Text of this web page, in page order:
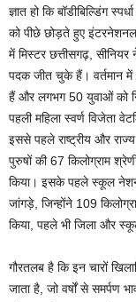
ज्ञात हो कि बॉडीबिल्डिंग
को पीछे छोड़ते हुए
में मिस्टर छत्तीसगढ़, सीनियर
पदक जीत चुके हैं। वर्तमान में
हैं और लगभग 50 युवाओं को
पहली महिला स्वर्ण विजेता
इससे पहले राष्ट्रीय और
पुरुषों की 67 किलोग्राम
किया। इसके पहले स्कूल
जांगड़े, जिन्होंने 109
किया, पहले भी जिला और
गौरतलब है कि इन चारों
जाता है, जो वर्षों से समर्पण